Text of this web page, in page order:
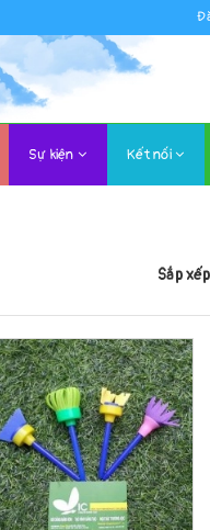
Sự kiện Kết nối
Sắp